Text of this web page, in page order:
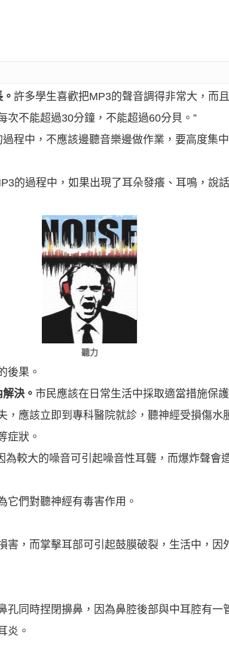
。許多學生喜歡把MP3的聲音調得非常大，而
次不能超過30分鐘，不能超過60分貝。”
過程中，不應該邊聽音樂邊做作業，要高度集
的過程中，如果出現了耳朵發癢、耳鳴，說
聽力
後果。
決。 市民應該在日常生活中採取適當措施保
，應該立即到專科醫院就診，聽神經受損傷水
症狀。
為較大的噪音可引起噪音性耳聾，而爆炸聲會
它們對聽神經有毒害作用。
害，而掌擊耳部可引起鼓膜破裂，生活中，因
孔同時捏閉擤鼻，因為鼻腔後部與中耳腔有一
炎。